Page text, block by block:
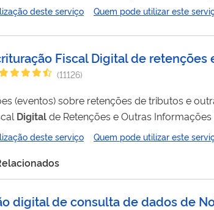
envio do número de inscrição do CPFdeste serviço Quem pode utilizar este
Fiscal Digital de
(11126)
(eventos) sobre retenções de tributos e
Digitalde Retenções e Outras Informações Fiscais (EFD-Reinf). A EFD-
Digital(SPED), que deve ser
deste serviço Quem pode utilizar este
digital de consulta de dados de